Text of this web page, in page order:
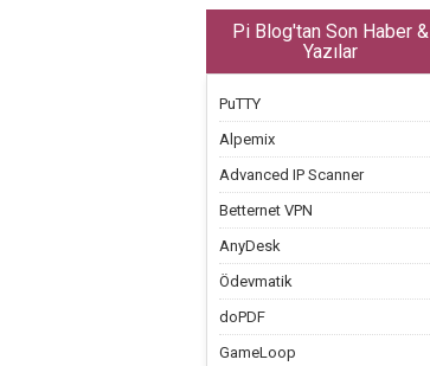
Pi Blog'tan Son Haber &
Yazılar
PuTTY
Alpemix
Advanced IP Scanner
Betternet VPN
AnyDesk
Ödevmatik
doPDF
GameLoop